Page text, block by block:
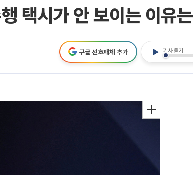
택시가 안 보이는 이유는
기사 듣기
구글 선호매체 추가